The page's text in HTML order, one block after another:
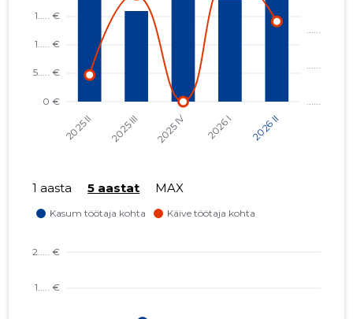
1 aasta 5 aastat MAX